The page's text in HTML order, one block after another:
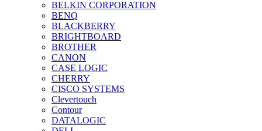
BELKIN CORPORATION
BENQ
BLACKBERRY
BRIGHTBOARD
BROTHER
CANON
CASE LOGIC
CHERRY
CISCO SYSTEMS
Clevertouch
Contour
DATALOGIC